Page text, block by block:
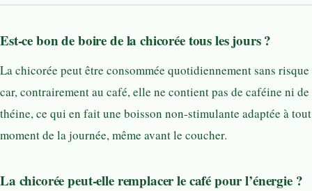
Est-ce bon de boire de la chicorée tous les jours ?
La chicorée peut être consommée quotidiennement sans risque
car, contrairement au café, elle ne contient pas de caféine ni de
théine, ce qui en fait une boisson non-stimulante adaptée à tout
moment de la journée, même avant le coucher.
La chicorée peut-elle remplacer le café pour l’énergie ?